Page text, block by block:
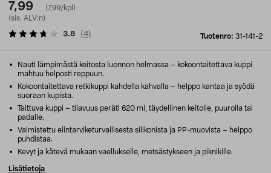
7,99
(7,99/kpl)
(sis. ALV:n)
Tuotenro: 31-141-2
3.8 (4)
Nauti lämpimästä keitosta luonnon helmassa – kokoontaitettava kuppi
mahtuu helposti reppuun.
Kokoontaitettava retkikuppi kahdella kahvalla – helppo kantaa ja syödä
suoraan kupista.
Taittuva kuppi – tilavuus peräti 620 ml, täydellinen keitolle, puurolla tai
padalle.
Valmistettu elintarviketurvallisesta silikonista ja PP-muovista – helppo
puhdistaa.
Kevyt ja kätevä mukaan vaellukselle, metsästykseen ja piknikille.
Lisätietoja